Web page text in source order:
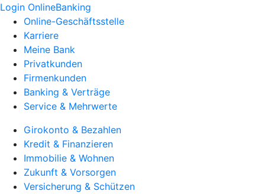
Login OnlineBanking
Online-Geschäftsstelle
Karriere
Meine Bank
Privatkunden
Firmenkunden
Banking & Verträge
Service & Mehrwerte
Girokonto & Bezahlen
Kredit & Finanzieren
Immobilie & Wohnen
Zukunft & Vorsorgen
Versicherung & Schützen